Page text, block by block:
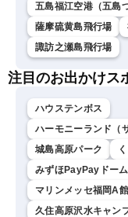
五島福江空港（五島
薩摩硫黄島飛行場
諏訪之瀬島飛行場
注目のお出かけス
ハウステンボス
ハーモニーランド（
城島高原パーク
みずほPayPayドー
マリンメッセ福岡A
久住高原沢水キャン